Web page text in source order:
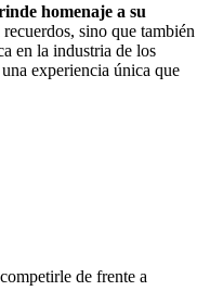
homenaje a su
sino que también
en la industria de los
experiencia única que
de frente a